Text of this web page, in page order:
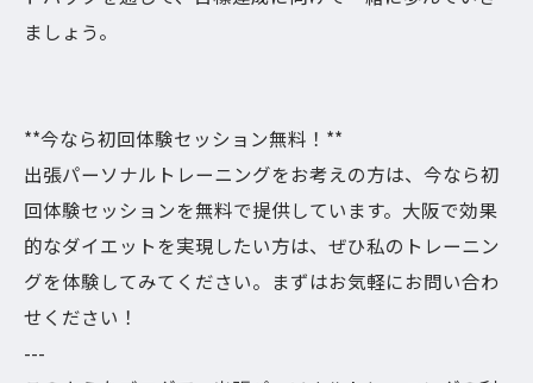
ましょう。
**今なら初回体験セッション無料！**
出張パーソナルトレーニングをお考えの方は、今なら初
回体験セッションを無料で提供しています。大阪で効果
的なダイエットを実現したい方は、ぜひ私のトレーニン
グを体験してみてください。まずはお気軽にお問い合わ
せください！
---